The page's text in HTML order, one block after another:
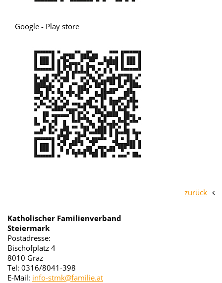
Google - Play store
zurück
Katholischer Familienverband
Steiermark
Postadresse:
Bischofplatz 4
8010 Graz
Tel: 0316/8041-398
E-Mail: info-stmk@familie.at